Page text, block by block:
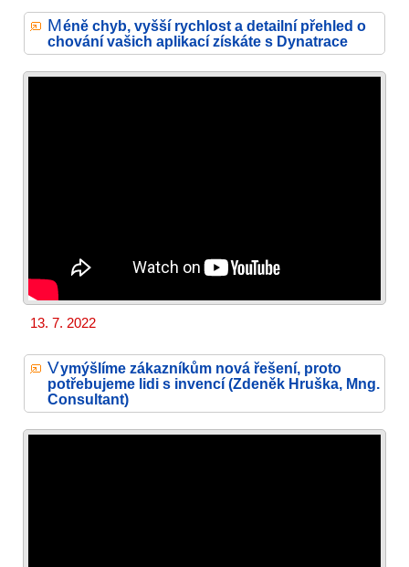
Méně chyb, vyšší rychlost a detailní přehled o
chování vašich aplikací získáte s Dynatrace
13. 7. 2022
Vymýšlíme zákazníkům nová řešení, proto
potřebujeme lidi s invencí (Zdeněk Hruška, Mng.
Consultant)